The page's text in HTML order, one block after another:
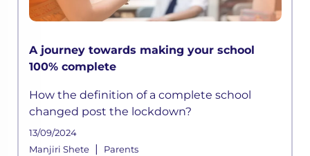
A journey towards making your school
100% complete
How the definition of a complete school
changed post the lockdown?
13/09/2024
Manjiri Shete| Parents